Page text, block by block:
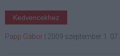
Kedvencekhez
Papp Gábor 2009 szeptember 1.